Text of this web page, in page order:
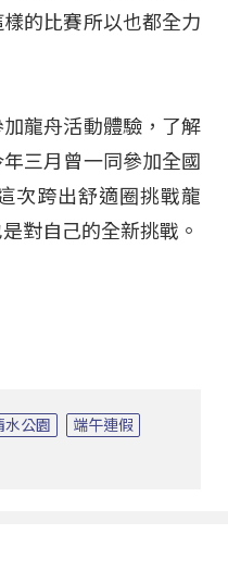
的比賽所以也都全力
龍舟活動體驗，了解
三月曾一同參加全國
次跨出舒適圈挑戰龍
對自己的全新挑戰。
水公園
端午連假